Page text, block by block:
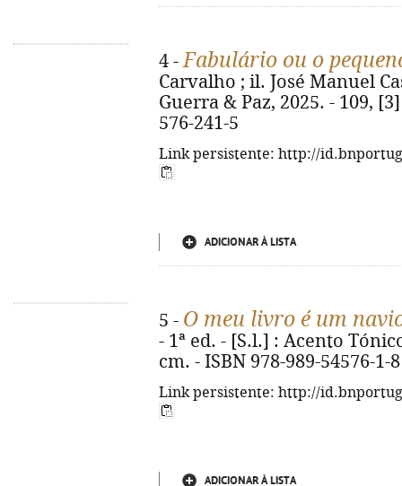
4 -Fabulário ou o
Carvalho ; il. José Manuel
Guerra & Paz, 2025. - 109,
576-241-5
Link persistente: http://
ADICIONAR À LISTA
5 - O meu livro é um
- 1ª ed. - [S.l.] : Acento
cm. - ISBN 978-989-54576-1-8
Link persistente: http://
ADICIONAR À LISTA